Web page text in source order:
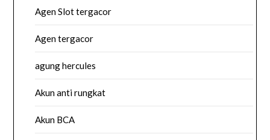
Agen Slot tergacor
Agen tergacor
agung hercules
Akun anti rungkat
Akun BCA